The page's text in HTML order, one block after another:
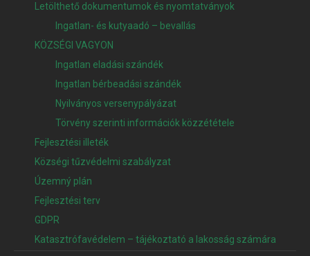
Letölthető dokumentumok és nyomtatványok
Ingatlan- és kutyaadó – bevallás
KÖZSÉGI VAGYON
Ingatlan eladási szándék
Ingatlan bérbeadási szándék
Nyilványos versenypályázat
Törvény szerinti információk közzététele
Fejlesztési illeték
Községi tűzvédelmi szabályzat
Územný plán
Fejlesztési terv
GDPR
Katasztrófavédelem – tájékoztató a lakosság számára